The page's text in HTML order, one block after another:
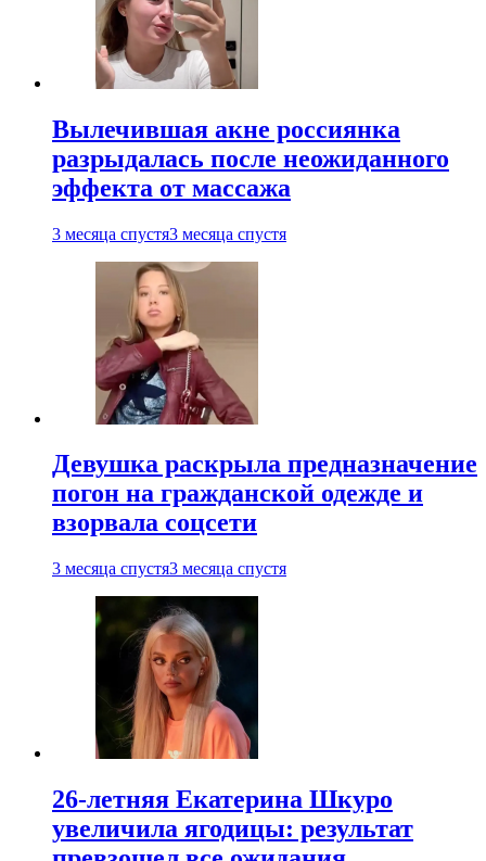
Вылечившая акне россиянка
разрыдалась после неожиданного
эффекта от массажа
3 месяца спустя3 месяца спустя
Девушка раскрыла предназначение
погон на гражданской одежде и
взорвала соцсети
3 месяца спустя3 месяца спустя
26-летняя Екатерина Шкуро
увеличила ягодицы: результат